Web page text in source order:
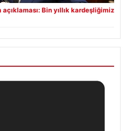
Bin yıllık kardeşliğimiz